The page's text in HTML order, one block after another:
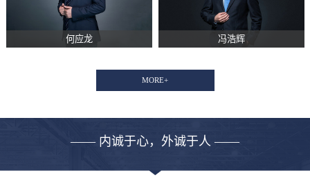
何应龙 冯浩辉
MORE+
—— 内诚于心，外诚于人 ——